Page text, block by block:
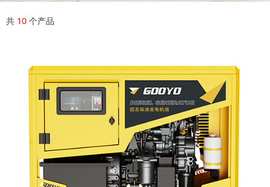
共 10 个产品